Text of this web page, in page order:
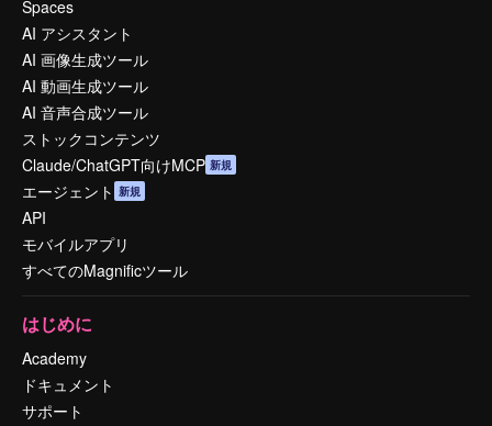
Spaces
AI アシスタント
AI 画像生成ツール
AI 動画生成ツール
AI 音声合成ツール
ストックコンテンツ
Claude/ChatGPT向けMCP 新規
エージェント 新規
API
モバイルアプリ
すべてのMagnificツール
はじめに
Academy
ドキュメント
サポート